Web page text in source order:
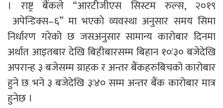
। राष्ट्र बैंकले “आरटीजीएस सिस्टम रुल्स, २०१९
अपेन्डिक्स–६” मा भएको व्यवस्था अनुसार समय सिमा
निर्धारण गरेको छ जसअनुसार सामान्य कारोबार दिनमा
अर्थात आइतबार देखि बिहीबारसम्म बिहान १०ः३० बजेदेखि
अपरान्ह ३ बजेसम्म ग्राहक र अन्तर बैंकहरुबिचको कारोबार
हुने छ भने ३ बजेदेखि ३ः४० सम्म अन्तर बैंक कारोबार मात्र
हुनेछ ।